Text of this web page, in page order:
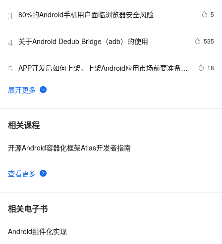
3 80%的Android手机用户面临浏览器安全风险 5
4 关于Android Dedub Bridge（adb）的使用 535
5 APP开发后如何上架，上架Android应用市场前要准备什
18
6 关于安卓使用glide加载得出drawable,bitmap
7 【错误记录】Android Studio Logcat 报错 ( read:
8 Android监听手机网络变化
9 Android Application Foundamentals(yaozq翻译，仅供
10
相关课程
查看更多
开源Android容器化框架Atlas开发者指南
相关电子书
Android组件化实现